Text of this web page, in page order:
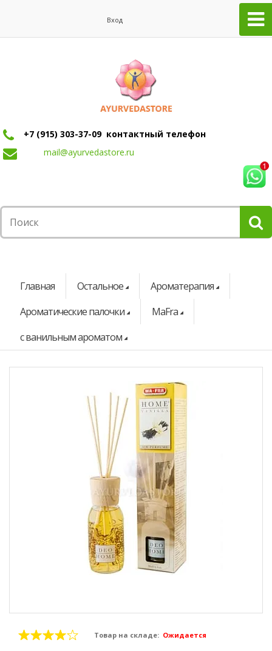
Вход
+7 (915) 303-37-09 контактный телефон
mail@ayurvedastore.ru
Главная Остальное
Ароматерапия
Ароматические палочки
MaFra
с ванильным ароматом
Товар на складе: Ожидается